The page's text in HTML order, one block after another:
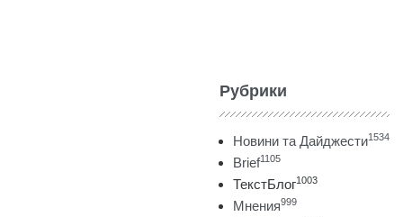
Рубрики
Новини та Дайджести1534
Brief1105
ТекстБлог1003
Мнения999